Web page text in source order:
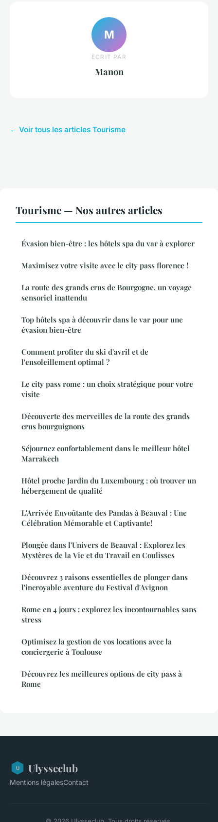
M
ECRIT PAR
Manon
← Voir tous les articles Tourisme
Tourisme — Nos autres articles
Évasion bien-être : les hôtels spa du var à explorer
Maximisez votre visite avec le city pass florence !
La route des grands crus de Bourgogne, un voyage
sensoriel inattendu
Top hôtels spa à découvrir dans le var pour une
évasion bien-être
Comment profiter du ski d'avril et de
l'ensoleillement optimal ?
Le city pass rome : un choix stratégique pour votre
visite
Découverte des merveilles de la route des grands
crus bourguignons
Séjournez confortablement dans le meilleur hôtel
Marrakech
Hôtel proche Jardin du Luxembourg : où trouver un
hébergement de qualité
L'Arrivée Envoûtante des Pandas à Beauval : Une
Célébration Mémorable et Captivante!
Plongée dans l'Univers de Beauval : Explorez les
Mystères de la Vie et du Travail en Coulisses
Découvrez 3 raisons essentielles de plonger dans
l'incroyable aventure du Festival d'Avignon
Rome en 4 jours : explorez les incontournables sans
stress
Optimisez la gestion de vos locations avec la
conciergerie à Toulouse
Découvrez les meilleures options de city pass à
Rome
Ulysseclub
Mentions légalesContact